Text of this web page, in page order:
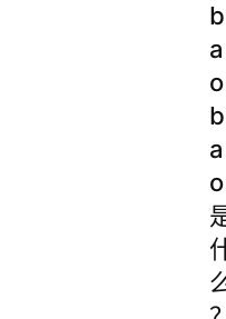
b
a
o
b
a
o